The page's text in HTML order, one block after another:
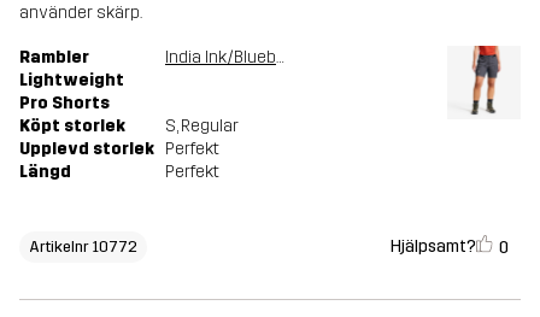
använder skärp.
Rambler
Lightweight
Pro Shorts
India Ink/Blueberry
Köpt storlek S, Regular
Upplevd storlek Perfekt
Längd
Perfekt
Artikelnr 10772 Hjälpsamt? 0